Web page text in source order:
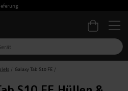
Galaxy Tab S10 FE